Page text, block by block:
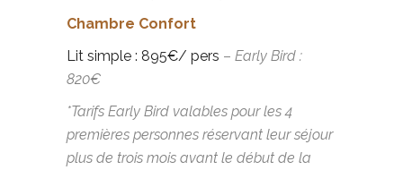
Chambre Confort
Lit simple : 895€/ pers – Early Bird :
820€
*Tarifs Early Bird valables pour les4
premières personnes réservant leur séjour
plus de trois mois avant le début de la